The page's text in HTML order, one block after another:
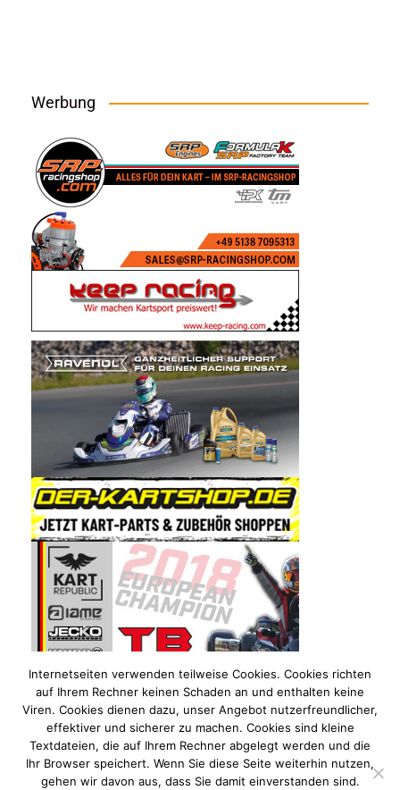
Werbung
Internetseiten verwenden teilweise Cookies. Cookies richten
auf Ihrem Rechner keinen Schaden an und enthalten keine
Viren. Cookies dienen dazu, unser Angebot nutzerfreundlicher,
effektiver und sicherer zu machen. Cookies sind kleine
Textdateien, die auf Ihrem Rechner abgelegt werden und die
Ihr Browser speichert. Wenn Sie diese Seite weiterhin nutzen,
gehen wir davon aus, dass Sie damit einverstanden sind.